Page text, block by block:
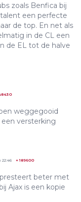
zoals Benfica bij
een perfecte
de top. En net als
in de CL een
de EL tot de halve
weggegooid
versterking
22:46 +189600
beter met
Ajax is een kopie